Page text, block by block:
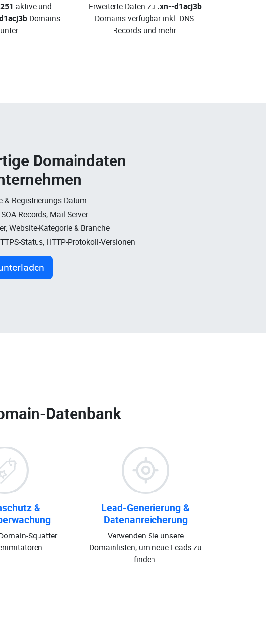
aktive und
Domains
Erweiterte Daten zu .xn--d1acj3b
Domains verfügbar inkl. DNS-
Records und mehr.
Domaindaten
& Registrierungs-Datum
SOA-Records, Mail-Server
Website-Kategorie & Branche
Status, HTTP-Protokoll-Versionen
Datenbank
&
Squatter
Lead-Generierung &
Datenanreicherung
Verwenden Sie unsere
Domainlisten, um neue Leads zu
finden.